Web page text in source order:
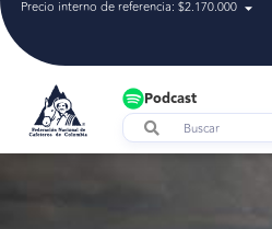
Precio interno de referencia: $2.170.000
Podcast